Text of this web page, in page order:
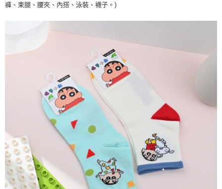
褲、束腿、腰夾、內搭、泳裝、襪子。)